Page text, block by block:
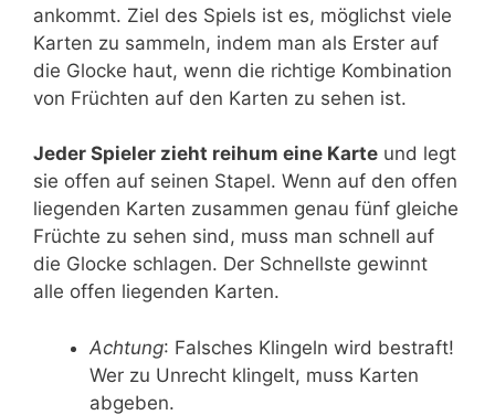
ankommt. Ziel des Spiels ist es, möglichst viele
Karten zu sammeln, indem man als Erster auf
die Glocke haut, wenn die richtige Kombination
von Früchten auf den Karten zu sehen ist.
Jeder Spieler zieht reihum eine Karte und legt
sie offen auf seinen Stapel. Wenn auf den offen
liegenden Karten zusammen genau fünf gleiche
Früchte zu sehen sind, muss man schnell auf
die Glocke schlagen. Der Schnellste gewinnt
alle offen liegenden Karten.
Achtung: Falsches Klingeln wird bestraft!
Wer zu Unrecht klingelt, muss Karten
abgeben.